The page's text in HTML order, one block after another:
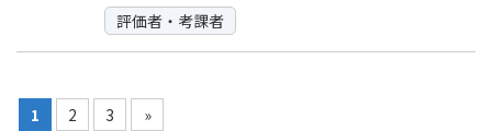
評価者・考課者
1 2 3 »